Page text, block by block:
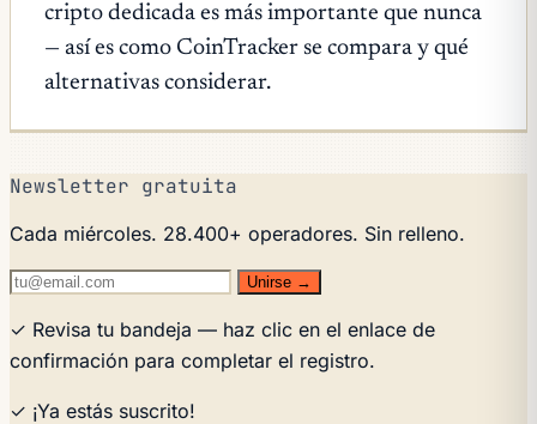
cripto dedicada es más importante que nunca
— así es como CoinTracker se compara y qué
alternativas considerar.
Newsletter gratuita
Cada miércoles. 28.400+ operadores. Sin relleno.
Unirse →
✓ Revisa tu bandeja — haz clic en el enlace de
confirmación para completar el registro.
✓ ¡Ya estás suscrito!